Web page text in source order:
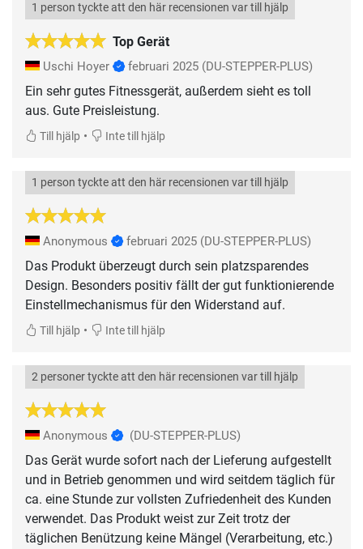
Top Gerät
1 person tyckte att den här recensionen var till hjälp
Uschi Hoyer februari 2025 (DU-STEPPER-PLUS)
Ein sehr gutes Fitnessgerät, außerdem sieht es toll
aus. Gute Preisleistung.
Till hjälp • Inte till hjälp
1 person tyckte att den här recensionen var till hjälp
Anonymous februari 2025 (DU-STEPPER-PLUS)
Das Produkt überzeugt durch sein platzsparendes
Design. Besonders positiv fällt der gut funktionierende
Einstellmechanismus für den Widerstand auf.
Till hjälp • Inte till hjälp
2 personer tyckte att den här recensionen var till hjälp
Anonymous (DU-STEPPER-PLUS)
Das Gerät wurde sofort nach der Lieferung aufgestellt
und in Betrieb genommen und wird seitdem täglich für
ca. eine Stunde zur vollsten Zufriedenheit des Kunden
verwendet. Das Produkt weist zur Zeit trotz der
täglichen Benützung keine Mängel (Verarbeitung, etc.)